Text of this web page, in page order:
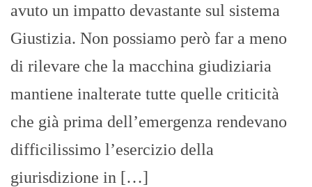
avuto un impatto devastante sul sistema
Giustizia. Non possiamo però far a meno
di rilevare che la macchina giudiziaria
mantiene inalterate tutte quelle criticità
che già prima dell’emergenza rendevano
difficilissimo l’esercizio della
giurisdizione in […]